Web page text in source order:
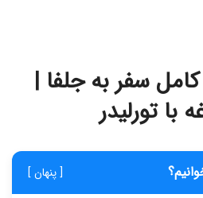
سفر به جلفا |
تورلیدر
[ پنهان ]